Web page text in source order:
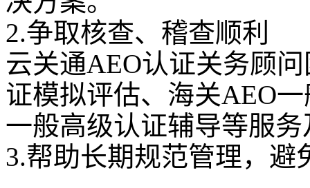
2.争取核查、稽查顺利
云关通AEO认证关务顾
证模拟评估、海关AEO
一般高级认证辅导等服
3.帮助长期规范管理，避